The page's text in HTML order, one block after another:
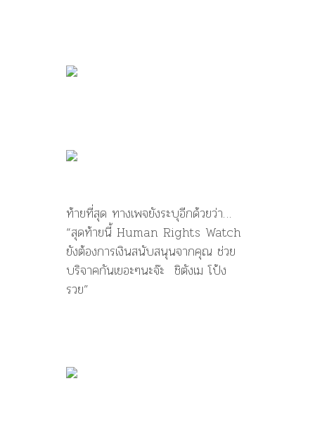
ท้ายที่สุด ทางเพจยังระบุอีกด้วยว่า…
“สุดท้ายนี้ Human Rights Watch
ยังต้องการเงินสนับสนุนจากคุณ ช่วย
บริจาคกันเยอะๆนะจ๊ะ ชิตังเม โป้ง
รวย”